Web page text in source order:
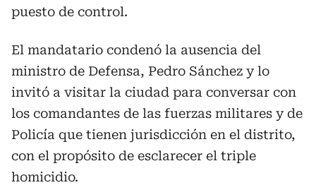
puesto de control.
El mandatario condenó la ausencia del
ministro de Defensa, Pedro Sánchez y lo
invitó a visitar la ciudad para conversar con
los comandantes de las fuerzas militares y de
Policía que tienen jurisdicción en el distrito,
con el propósito de esclarecer el triple
homicidio.